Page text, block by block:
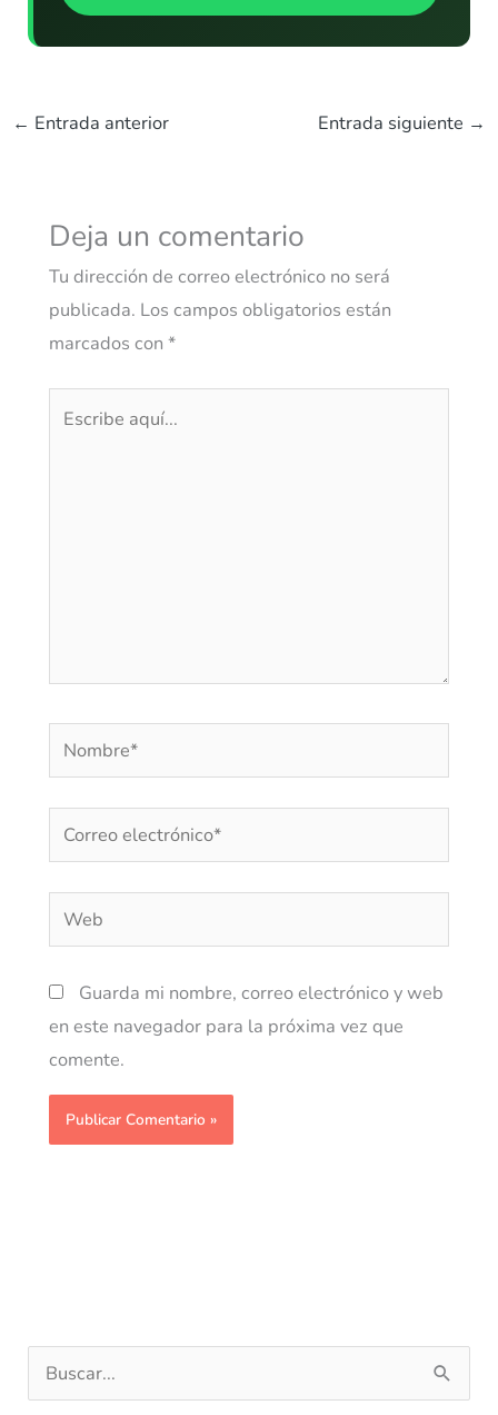
← Entrada anterior Entrada siguiente →
Deja un comentario
Tu dirección de correo electrónico no será
publicada. Los campos obligatorios están
marcados con *
Nombre*
Correo
electrónico*
Web
Guarda mi nombre, correo electrónico y web
en este navegador para la próxima vez que
comente.
u